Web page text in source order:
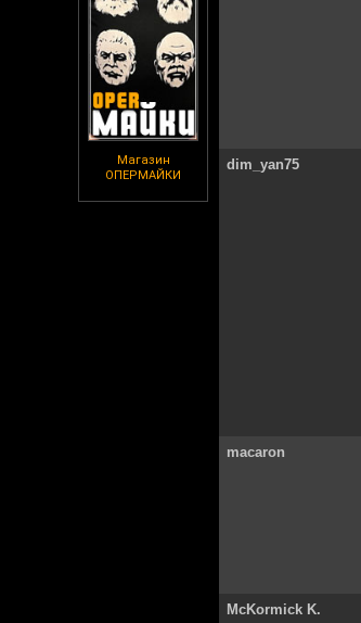
Магазин
ОПЕРМАЙКИ
dim_yan75
macaron
McKormick K.